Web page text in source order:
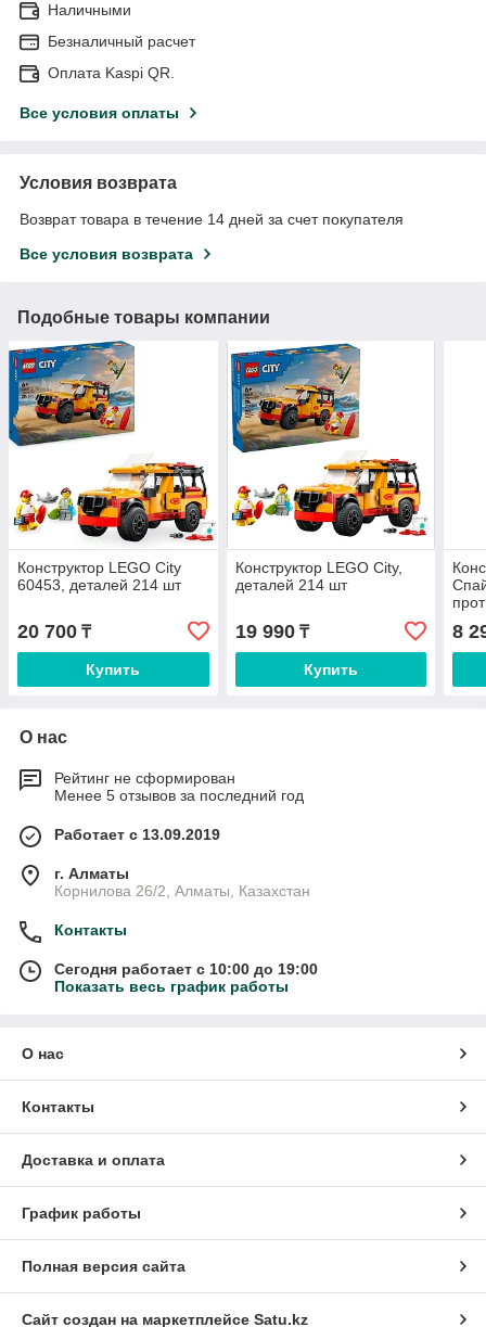
Наличными
Безналичный расчет
Оплата Kaspi QR.
Все условия оплаты
Условия возврата
Возврат товара в течение 14 дней за счет покупателя
Все условия возврата
Подобные товары компании
Конструктор LEGO City
60453, деталей 214 шт
20 700 ₸
Купить
Конструктор LEGO City,
деталей 214 шт
19 990₸
Купить
8
О нас
Рейтинг не сформирован
Менее 5 отзывов за последний год
Работает с 13.09.2019
г. Алматы
Корнилова 26/2, Алматы, Казахстан
Контакты
Сегодня работает с 10:00 до 19:00
Показать весь график работы
О нас
Контакты
Доставка и оплата
График работы
Полная версия сайта
Сайт создан на маркетплейсе Satu.kz